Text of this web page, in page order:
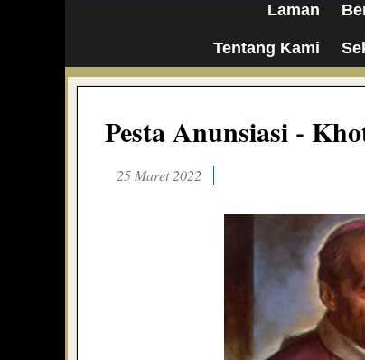
Laman
Tentang Kami
Pesta Anunsiasi -
25 Maret 2022